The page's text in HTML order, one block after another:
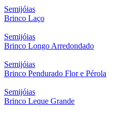
Semijóias
Brinco Laço
Semijóias
Brinco Longo Arredondado
Semijóias
Brinco Pendurado Flor e Pérola
Semijóias
Brinco Leque Grande